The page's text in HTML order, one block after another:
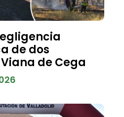
de dos
de Cega